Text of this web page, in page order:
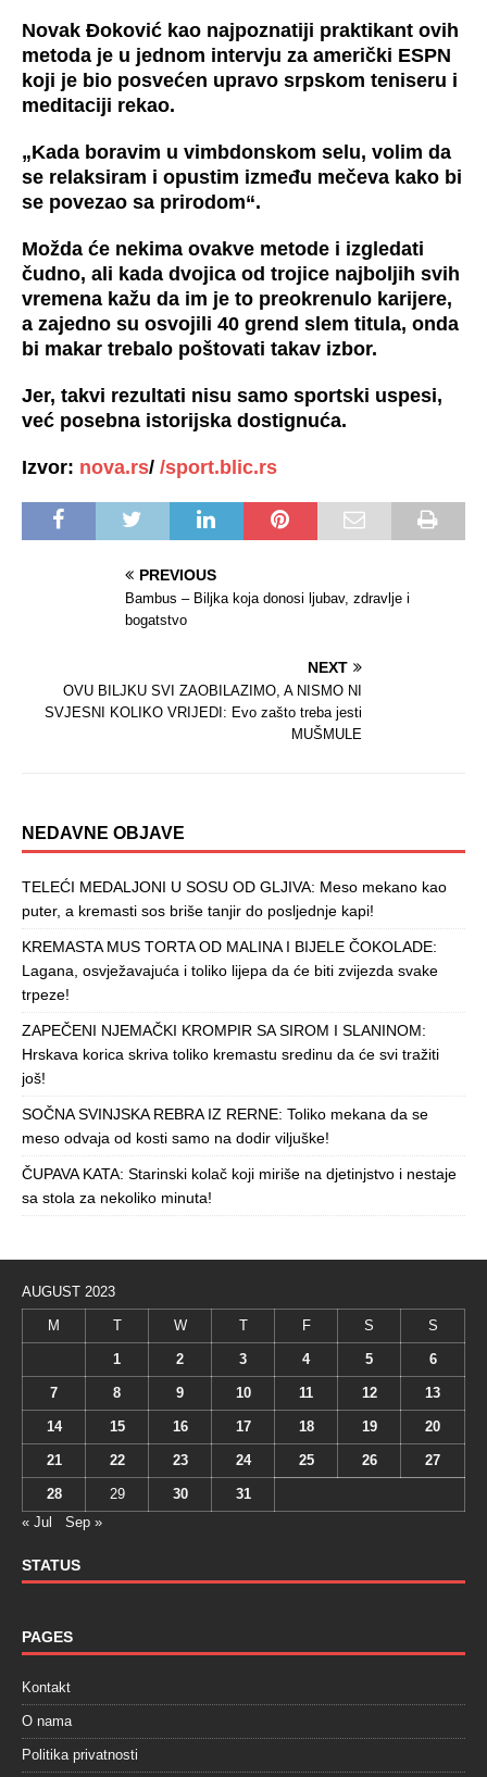
Novak Đoković kao najpoznatiji praktikant ovih
metoda je u jednom intervju za američki ESPN
koji je bio posvećen upravo srpskom teniseru i
meditaciji rekao.
„Kada boravim u vimbdonskom selu, volim da
se relaksiram i opustim između mečeva kako bi
se povezao sa prirodom“.
Možda će nekima ovakve metode i izgledati
čudno, ali kada dvojica od trojice najboljih svih
vremena kažu da im je to preokrenulo karijere,
a zajedno su osvojili 40 grend slem titula, onda
bi makar trebalo poštovati takav izbor.
Jer, takvi rezultati nisu samo sportski uspesi,
već posebna istorijska dostignuća.
Izvor: nova.rs/ /sport.blic.rs
PREVIOUS
Bambus – Biljka koja donosi ljubav, zdravlje i
bogatstvo
NEXT
OVU BILJKU SVI ZAOBILAZIMO, A NISMO NI
SVJESNI KOLIKO VRIJEDI: Evo zašto treba jesti
MUŠMULE
NEDAVNE OBJAVE
TELEĆI MEDALJONI U SOSU OD GLJIVA: Meso mekano kao
puter, a kremasti sos briše tanjir do posljednje kapi!
KREMASTA MUS TORTA OD MALINA I BIJELE ČOKOLADE:
Lagana, osvježavajuća i toliko lijepa da će biti zvijezda svake
trpeze!
ZAPEČENI NJEMAČKI KROMPIR SA SIROM I SLANINOM:
Hrskava korica skriva toliko kremastu sredinu da će svi tražiti
još!
SOČNA SVINJSKA REBRA IZ RERNE: Toliko mekana da se
meso odvaja od kosti samo na dodir viljuške!
ČUPAVA KATA: Starinski kolač koji miriše na djetinjstvo i nestaje
sa stola za nekoliko minuta!
AUGUST 2023
M T W T F S S
1 2 3 4 5 6
7 8 9 10 11 12 13
14 15 16 17 18 19 20
21 22 23 24 25 26 27
28 29 30
31
« Jul
Sep »
STATUS
PAGES
Kontakt
O nama
Politika privatnosti